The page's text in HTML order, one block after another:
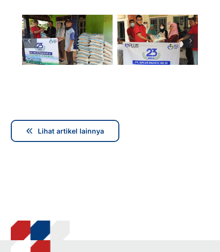
Lihat artikel lainnya